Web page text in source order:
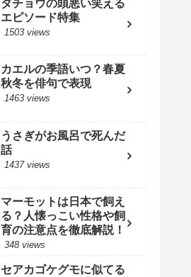
ダチョウの頭悪い笑える
エピソード特集
1503 views
カエルの季語いつ？春夏
秋冬を俳句で表現
1463 views
うさぎがお風呂で死んだ
話
1437 views
マーモットは日本で飼え
る？人懐っこい性格や飼
育の注意点を徹底解説！
348 views
セアカゴケグモに似てる